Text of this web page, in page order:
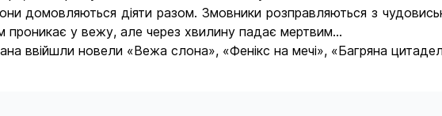
домовляються діяти разом. Змовники розправляються з
проникає у вежу, але через хвилину падає мертвим...
ввійшли новели «Вежа слона», «Фенікс на мечі», «Багряна